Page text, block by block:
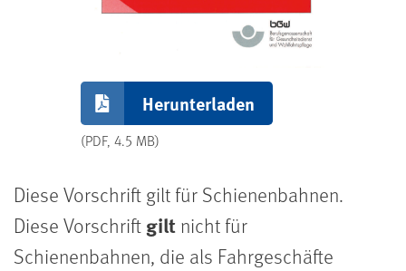
Herunterladen
(PDF, 4.5 MB)
Diese Vorschrift gilt für Schienenbahnen.
Diese Vorschrift gilt nicht für
Schienenbahnen, die als Fahrgeschäfte